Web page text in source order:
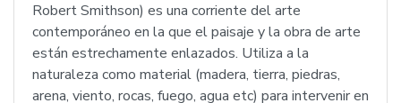
Robert Smithson) es una corriente del arte
contemporáneo en la que el paisaje y la obra de arte
están estrechamente enlazados. Utiliza a la
naturaleza como material (madera, tierra, piedras,
arena, viento, rocas, fuego, agua etc) para intervenir en